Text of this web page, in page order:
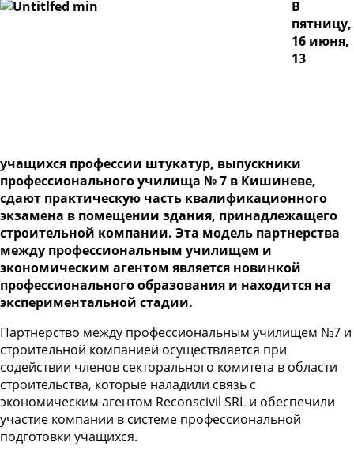
В
пятницу,
16 июня,
13
учащихся профессии штукатур, выпускники
профессионального училища № 7 в Кишиневе,
сдают практическую часть квалификационного
экзамена в помещении здания, принадлежащего
строительной компании. Эта модель партнерства
между профессиональным училищем и
экономическим агентом является новинкой
профессионального образования и находится на
экспериментальной стадии.
Партнерство между профессиональным училищем №7 и
строительной компанией осуществляется при
содействии членов секторального комитета в области
строительства, которые наладили связь с
экономическим агентом Reconscivil SRL и обеспечили
участие компании в системе профессиональной
подготовки учащихся.